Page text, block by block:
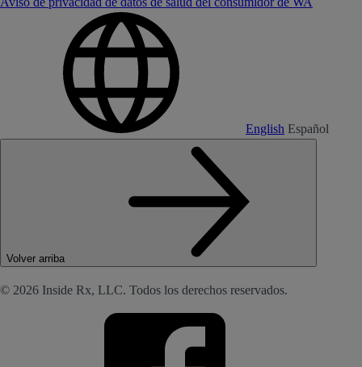
English Español
Volver arriba
© 2026 Inside Rx, LLC. Todos los derechos reservados.